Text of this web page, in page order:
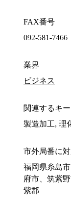
FAX番号
092-581-7466
業界
ビジネス
関連するキ
製造加工, 理
市外局番に
福岡県糸島
府市、筑紫
紫郡